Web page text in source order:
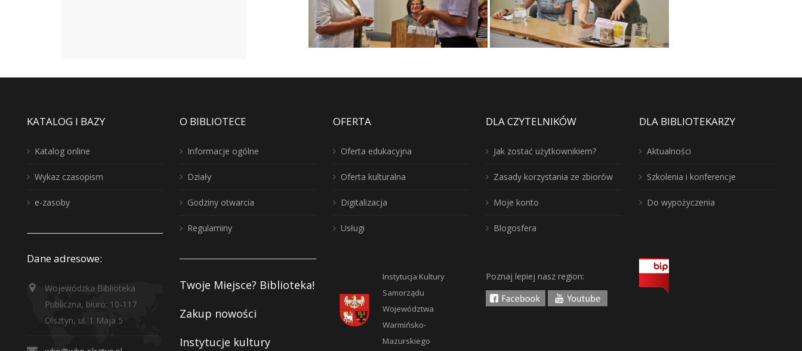
KATALOG I BAZY
Katalog online
Wykaz czasopism
e-zasoby
Dane adresowe:
Wojewódzka Biblioteka
Publiczna, biuro: 10-117
Olsztyn, ul. 1 Maja 5
O BIBLIOTECE
Informacje ogólne
Działy
Godziny otwarcia
Regulaminy
Twoje Miejsce? Biblioteka!
Zakup nowości
Instytucje kultury
OFERTA
Oferta edukacyjna
Oferta kulturalna
Digitalizacja
Usługi
Instytucja Kultury
Samorządu
Województwa
Warmińsko-
Mazurskiego
DLA CZYTELNIKÓW
Jak zostać użytkownikiem?
Zasady korzystania ze zbiorów
Moje konto
Blogosfera
Poznaj lepiej nasz region:
DLA BIBLIOTEKARZY
Aktualności
Szkolenia i konferencje
Do wypożyczenia